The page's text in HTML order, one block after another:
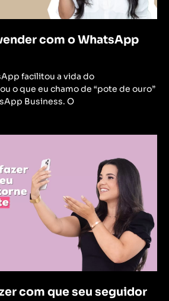
com o WhatsApp
facilitou a vida do
o que eu chamo de “pote de ouro”
Business. O
com que seu seguidor